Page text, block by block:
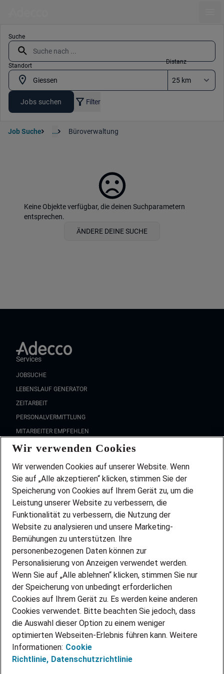
Suche
Standort
Distanz
Jobs suchen Filter
Job Suche ... Büroverwaltung
Keine Objekte verfügbar, die deinen Suchparametern
entsprechen.
ÄNDERE DEINE SUCHE
Services
JOBSUCHE
LEBENSLAUF GENERATOR
ZEITARBEIT
PERSONALVERMITTLUNG
MITARBEITER EMPFEHLEN
FAQ
Wir stellen ein!
DEINE BERUFSGRUPPE
DEINE LEBENSSITUATION
PARTNERSHIP WITH AIRBUS
INITIATIV BEWERBEN
ÜBER UNS
STANDORTE
BLOG
PRESSE
KONTAKT
@Adecco 2026
IMPRESSUM
DATENSCHUTZ
Wir verwenden Cookies
Wir verwenden Cookies auf unserer Website. Wenn
Sie auf „Alle akzeptieren“ klicken, stimmen Sie der
Speicherung von Cookies auf Ihrem Gerät zu, um die
Leistung unserer Website zu verbessern, die
Funktionalität zu verbessern, die Nutzung der
Website zu analysieren und unsere Marketing-
Bemühungen zu unterstützen. Ihre
personenbezogenen Daten können zur
Personalisierung von Anzeigen verwendet werden.
Wenn Sie auf „Alle ablehnen“ klicken, stimmen Sie nur
der Speicherung von unbedingt erforderlichen
Cookies auf Ihrem Gerät zu. Es werden keine anderen
Cookies verwendet. Bitte beachten Sie jedoch, dass
die Auswahl dieser Option zu einem weniger
optimierten Webseiten-Erlebnis führen kann. Weitere
Informationen: Cookie
Richtlinie, Datenschutzrichtlinie